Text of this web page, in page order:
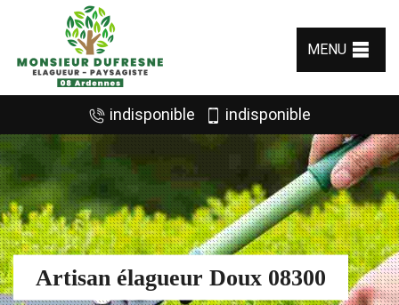
MENU
indisponible indisponible
Artisan élagueur Doux 08300